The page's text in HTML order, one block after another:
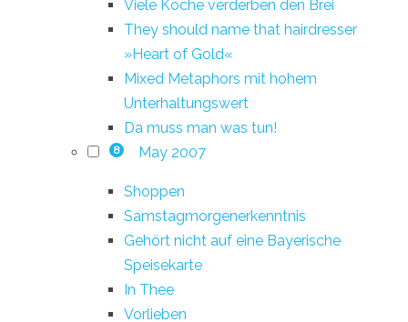
Viele Köche verderben den Brei
They should name that hairdresser
»Heart of Gold«
Mixed Metaphors mit hohem
Unterhaltungswert
Da muss man was tun!
8 May 2007
Shoppen
Samstagmorgenerkenntnis
Gehört nicht auf eine Bayerische
Speisekarte
In Thee
Vorlieben